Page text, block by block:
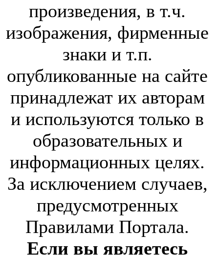
произведения, в т.ч.
изображения, фирменные
знаки и т.п.
опубликованные на сайте
принадлежат их авторам
и используются только в
образовательных и
информационных целях.
За исключением случаев,
предусмотренных
Правилами Портала.
Если вы являетесь